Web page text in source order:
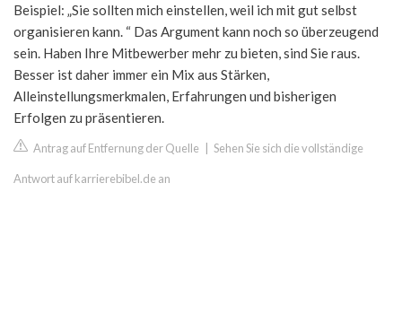
Beispiel: „Sie sollten mich einstellen, weil ich mit gut selbst
organisieren kann. “ Das Argument kann noch so überzeugend
sein. Haben Ihre Mitbewerber mehr zu bieten, sind Sie raus.
Besser ist daher immer ein Mix aus Stärken,
Alleinstellungsmerkmalen, Erfahrungen und bisherigen
Erfolgen zu präsentieren.
Antrag auf Entfernung der Quelle Sehen Sie sich die vollständige
Antwort auf karrierebibel.de an